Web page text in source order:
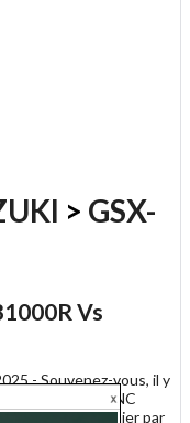
> GSX-
Vs
-Souvenez-vous, il y
jour pour jour, MNC
"Investi l'an dernier par